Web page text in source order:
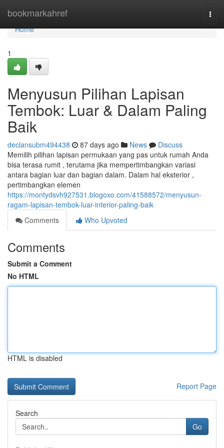
bookmarkahref
Home
Home
1
Menyusun Pilihan Lapisan
Tembok: Luar & Dalam Paling
Baik
declansubm494438 87 days ago News
Discuss
Memilih pilihan lapisan permukaan yang pas untuk rumah Anda
bisa terasa rumit , terutama jika mempertimbangkan variasi
antara bagian luar dan bagian dalam. Dalam hal eksterior ,
pertimbangkan elemen
https://montydsvh927531.blogoxo.com/41588572/menyusun-
ragam-lapisan-tembok-luar-interior-paling-baik
Comments
Who Upvoted
Comments
Submit a Comment
No HTML
HTML is disabled
Report Page
Search
Go